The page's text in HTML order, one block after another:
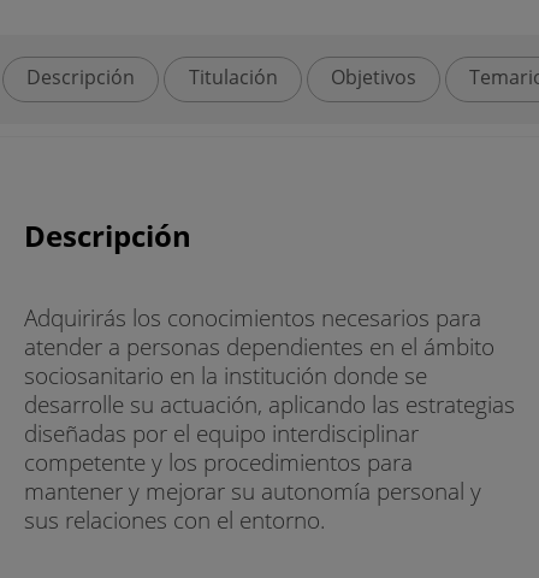
Descripción Titulación Objetivos
Descripción
Adquirirás los conocimientos necesarios para
atender a personas dependientes en el ámbito
sociosanitario en la institución donde se
desarrolle su actuación, aplicando las estrategias
diseñadas por el equipo interdisciplinar
competente y los procedimientos para
mantener y mejorar su autonomía personal y
sus relaciones con el entorno.